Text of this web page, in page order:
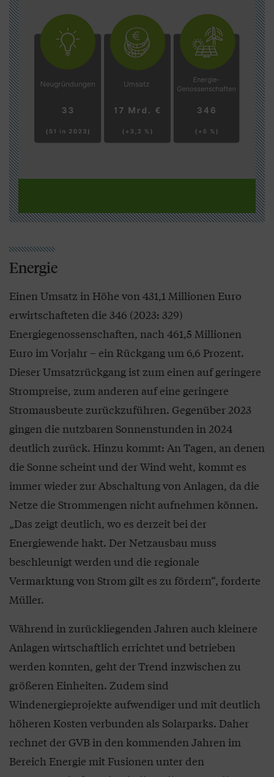
Energie
Einen Umsatz in Höhe von 431,1 Millionen Euro
erwirtschafteten die 346 (2023: 329)
Energiegenossenschaften, nach 461,5 Millionen
Euro im Vorjahr – ein Rückgang um 6,6 Prozent.
Dieser Umsatzrückgang ist zum einen auf geringere
Strompreise, zum anderen auf eine geringere
Stromausbeute zurückzuführen. Gegenüber 2023
gingen die nutzbaren Sonnenstunden in 2024
deutlich zurück. Hinzu kommt: An Tagen, an denen
die Sonne scheint und der Wind weht, kommt es
immer wieder zur Abschaltung von Anlagen, da die
Netze die Strommengen nicht aufnehmen können.
„Das zeigt deutlich, wo es derzeit bei der
Energiewende hakt. Der Netzausbau muss
beschleunigt werden und die regionale
Vermarktung von Strom gilt es zu fördern“, forderte
Müller.
Während in zurückliegenden Jahren auch kleinere
Anlagen wirtschaftlich errichtet und betrieben
werden konnten, geht der Trend inzwischen zu
größeren Einheiten. Zudem sind
Windenergieprojekte aufwendiger und mit deutlich
höheren Kosten verbunden als Solarparks. Daher
rechnet der GVB in den kommenden Jahren im
Bereich Energie mit Fusionen unter den